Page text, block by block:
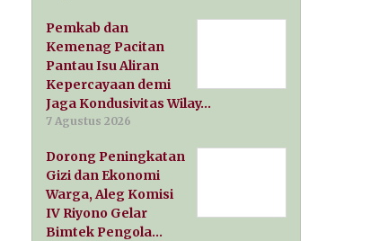
Pemkab dan
Kemenag Pacitan
Pantau Isu Aliran
Kepercayaan demi
Jaga Kondusivitas Wilay…
7 Agustus 2026
Dorong Peningkatan
Gizi dan Ekonomi
Warga, Aleg Komisi
IV Riyono Gelar
Bimtek Pengola…